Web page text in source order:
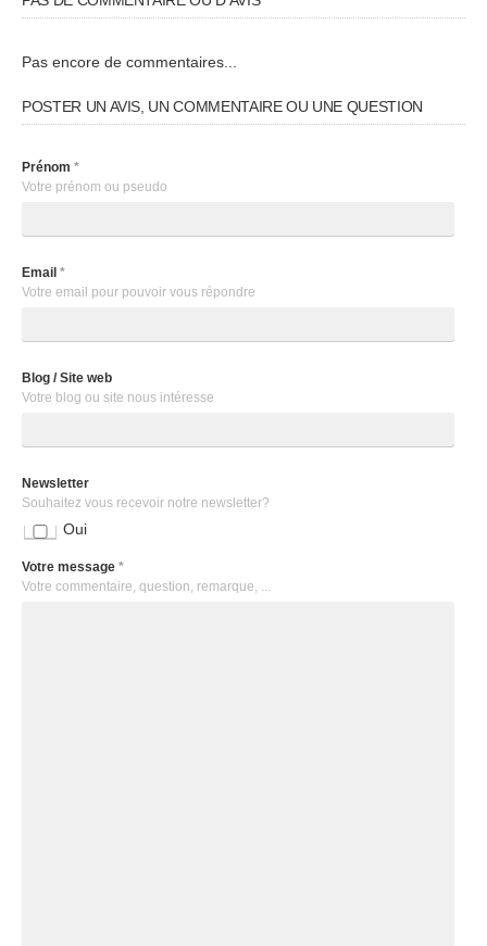
Pas encore de commentaires...
POSTER UN AVIS, UN COMMENTAIRE OU UNE QUESTION
Prénom *
Votre prénom ou pseudo
Email *
Votre email pour pouvoir vous répondre
Blog / Site web
Votre blog ou site nous intéresse
Newsletter
Souhaitez vous recevoir notre newsletter?
Oui
Votre message *
Votre commentaire, question, remarque, ...